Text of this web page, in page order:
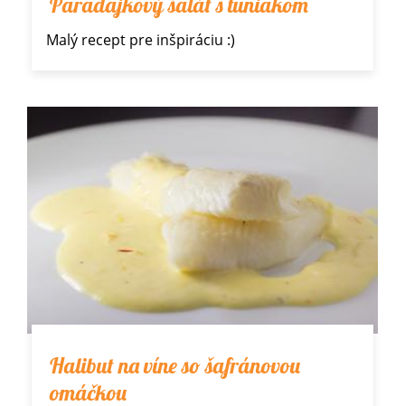
Malý recept pre inšpiráciu :)
Halibut na víne so šafránovou
omáčkou